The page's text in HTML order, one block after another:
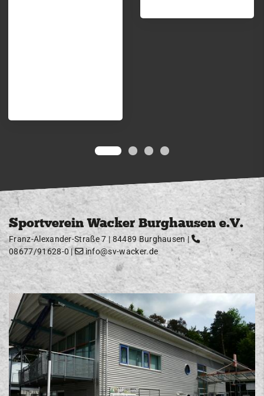
Sportverein Wacker Burghausen e.V.
Franz-Alexander-Straße 7 | 84489 Burghausen |
08677/91628-0 | info@sv-wacker.de